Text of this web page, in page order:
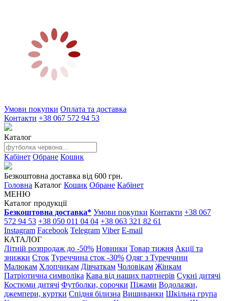
Умови покупки Оплата та доставка
Контакти +38 067 572 94 53
Каталог
Кабінет Обране Кошик
Безкоштовна доставка від 600 грн.
Головна Каталог Кошик Обране Кабінет
МЕНЮ
Каталог продукції
Безкоштовна доставка* Умови покупки Контакти +38 067
572 94 53 +38 050 011 04 04 +38 063 321 82 61
Instagram Facebook Telegram Viber E-mail
КАТАЛОГ
Літній розпродаж до -50% Новинки Товар тижня Акції та
знижки Сток Туреччина сток -30% Одяг з Туреччини
Малюкам Хлопчикам Дівчаткам Чоловікам Жінкам
Патріотична символіка Кава від наших партнерів Сукні дитячі
Костюми дитячі Футболки, сорочки Піжами Водолазки,
джемпери, куртки Спідня білизна Вишиванки Шкільна група